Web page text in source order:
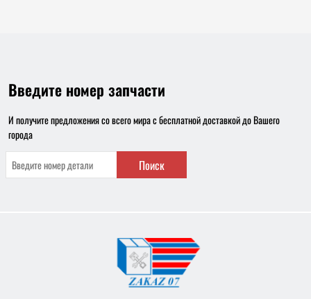
Введите номер запчасти
И получите предложения со всего мира с бесплатной доставкой до Вашего
города
Поиск